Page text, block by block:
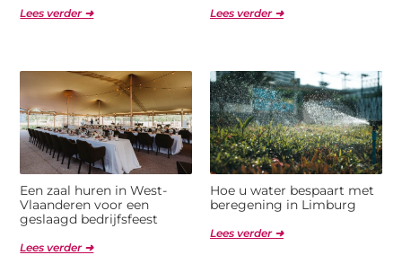
Lees verder ➜ Lees verder ➜
Een zaal huren in West-
Vlaanderen voor een
geslaagd bedrijfsfeest
Lees verder ➜
Hoe u water bespaart met
beregening in Limburg
Lees verder ➜